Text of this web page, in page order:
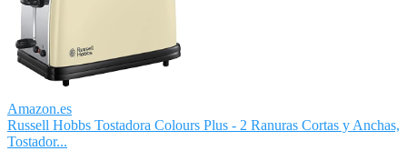
Amazon.es
Russell Hobbs Tostadora Colours Plus - 2 Ranuras Cortas y Anchas,
Tostador...